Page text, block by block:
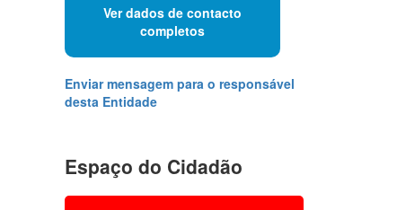
Ver dados de contacto
completos
Enviar mensagem para o responsável
desta Entidade
Espaço do Cidadão